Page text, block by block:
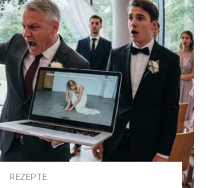
REZEPTE